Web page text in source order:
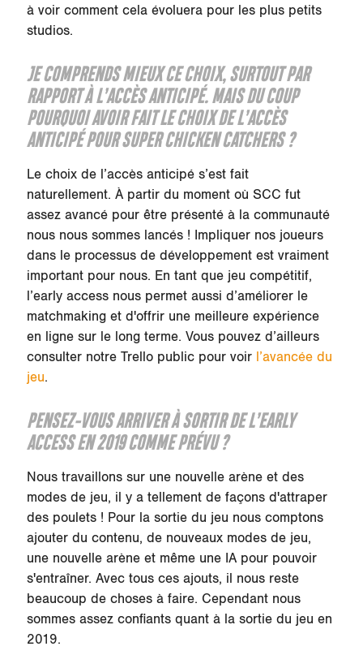
à voir comment cela évoluera pour les plus petits
studios.
JE COMPRENDS MIEUX CE CHOIX, SURTOUT PAR
RAPPORT À L’ACCÈS ANTICIPÉ. MAIS DU COUP
POURQUOI AVOIR FAIT LE CHOIX DE L’ACCÈS
ANTICIPÉ POURSUPER CHICKEN CATCHERS?
Le choix de l’accès anticipé s’est fait
naturellement. À partir du moment où SCC fut
assez avancé pour être présenté à la communauté
nous nous sommes lancés ! Impliquer nos joueurs
dans le processus de développement est vraiment
important pour nous. En tant que jeu compétitif,
l’early access nous permet aussi d’améliorer le
matchmaking et d'offrir une meilleure expérience
en ligne sur le long terme. Vous pouvez d’ailleurs
consulter notre Trello public pour voirl’avancée du
jeu.
PENSEZ-VOUS ARRIVER À SORTIR DE L’EARLY
ACCESS EN 2019 COMME PRÉVU ?
Nous travaillons sur une nouvelle arène et des
modes de jeu, il y a tellement de façons d'attraper
des poulets ! Pour la sortie du jeu nous comptons
ajouter du contenu, de nouveaux modes de jeu,
une nouvelle arène et même une IA pour pouvoir
s'entraîner. Avec tous ces ajouts, il nous reste
beaucoup de choses à faire. Cependant nous
sommes assez confiants quant à la sortie du jeu en
2019.